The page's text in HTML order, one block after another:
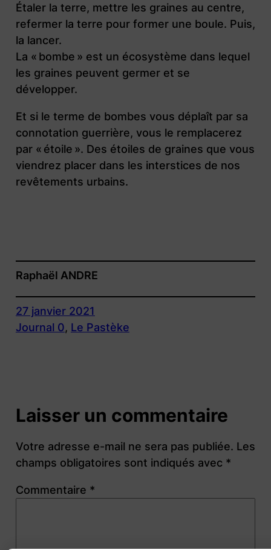
Étaler la terre, mettre les graines au centre,
refermer la terre pour former une boule. Puis,
la lancer.
La « bombe » est un écosystème dans lequel
les graines peuvent germer et se
développer.
Et si le terme de bombes vous déplaît par sa
connotation guerrière, vous le remplacerez
par « étoile ». Des étoiles de graines que vous
viendrez placer dans les interstices de nos
revêtements urbains.
Raphaël ANDRE
27 janvier 2021
Journal 0, Le Pastèke
Laisser un commentaire
Votre adresse e-mail ne sera pas publiée. Les
champs obligatoires sont indiqués avec *
Commentaire *